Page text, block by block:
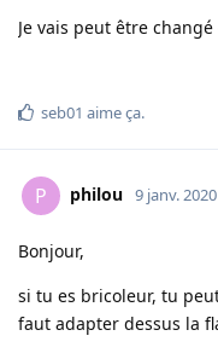
Je vais peut être
seb01 aime ça.
P philou 9 janv. 2020
Bonjour,
si tu es bricoleur, tu
faut adapter dessus la